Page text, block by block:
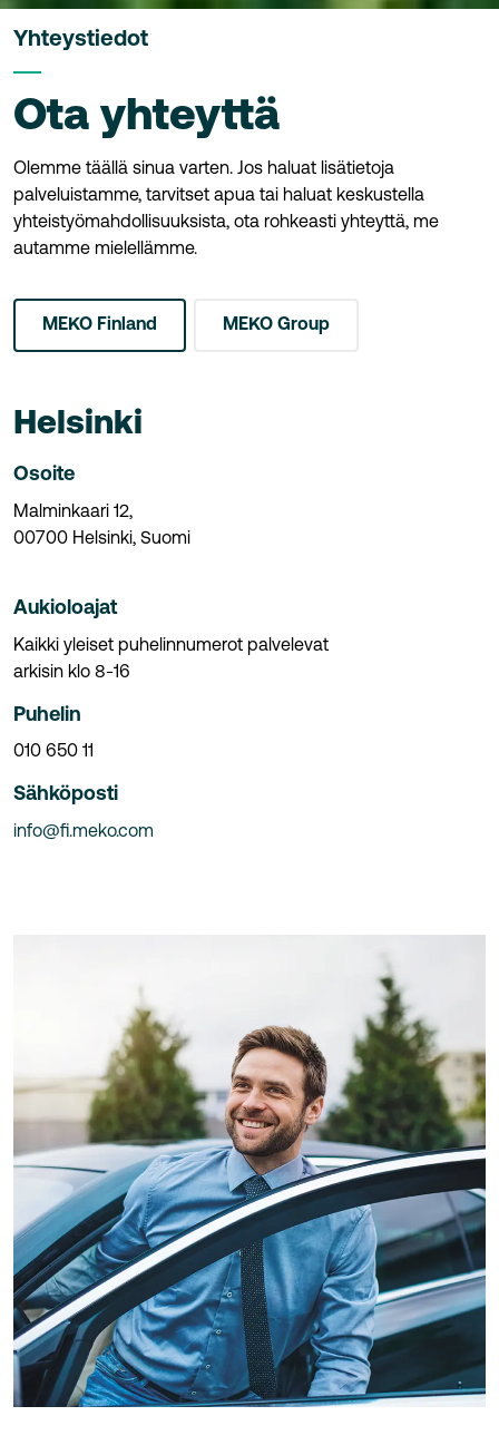
Yhteystiedot
Ota yhteyttä
Olemme täällä sinua varten. Jos haluat lisätietoja
palveluistamme, tarvitset apua tai haluat keskustella
yhteistyömahdollisuuksista, ota rohkeasti yhteyttä, me
autamme mielellämme.
MEKO Finland MEKO Group
Helsinki
Osoite
Malminkaari 12,
00700 Helsinki, Suomi
Aukioloajat
Kaikki yleiset puhelinnumerot palvelevat
arkisin klo 8-16
Puhelin
010 650 11
Sähköposti
info@fi.meko.com